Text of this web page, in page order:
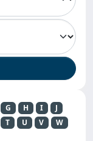
G H I
J
T U V
W